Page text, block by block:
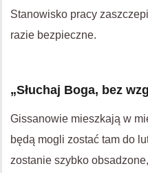
Stanowisko pracy
razie bezpieczne.
„Słuchaj Boga, bez
Gissanowie mieszkają w
będą mogli zostać tam do
zostanie szybko